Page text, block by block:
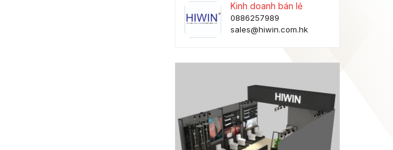
Kinh doanh bán lẻ
0886257989
sales@hiwin.com.hk